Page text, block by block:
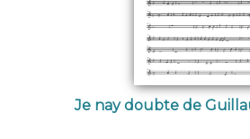
Je nay doubte de